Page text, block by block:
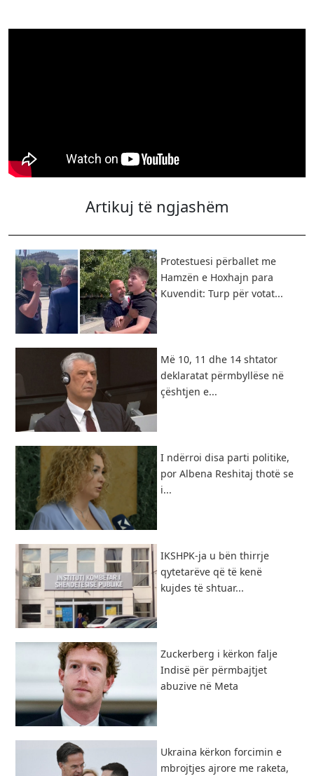
Artikuj të ngjashëm
Protestuesi përballet me
Hamzën e Hoxhajn para
Kuvendit: Turp për votat...
Më 10, 11 dhe 14 shtator
deklaratat përmbyllëse në
çështjen e...
I ndërroi disa parti politike,
por Albena Reshitaj thotë se
i...
IKSHPK-ja u bën thirrje
qytetarëve që të kenë
kujdes të shtuar...
Zuckerberg i kërkon falje
Indisë për përmbajtjet
abuzive në Meta
Ukraina kërkon forcimin e
mbrojtjes ajrore me raketa,